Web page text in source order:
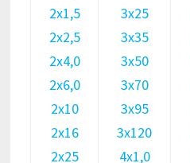
2х1,5
2х2,5
2х4,0
2х6,0
2х10
2х16
2х25
3х25
3х35
3х50
3х70
3х95
3х120
4х1,0